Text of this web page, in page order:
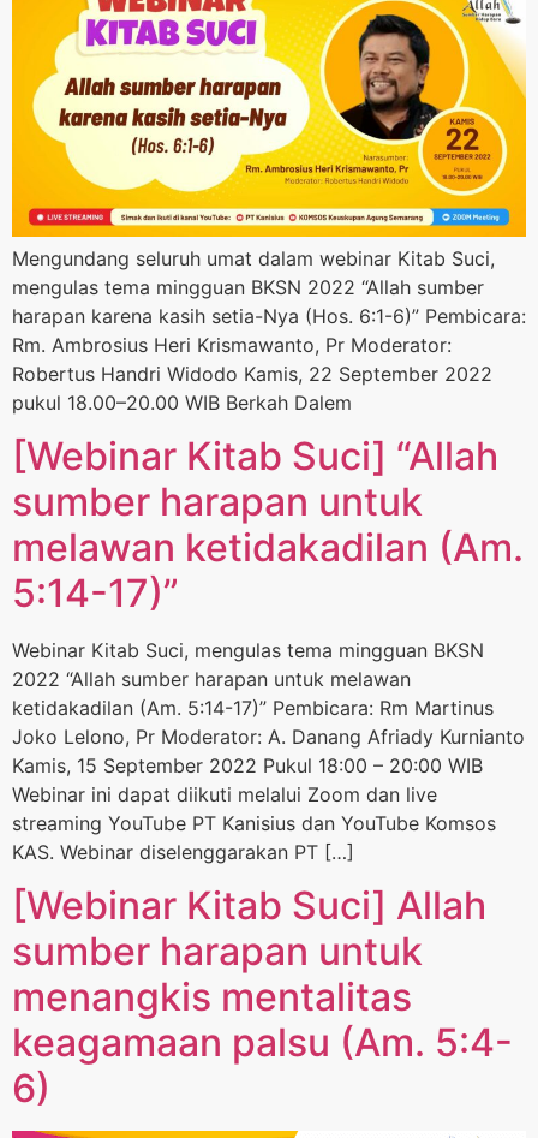
Mengundang seluruh umat dalam webinar Kitab Suci,
mengulas tema mingguan BKSN 2022 “Allah sumber
harapan karena kasih setia-Nya (Hos. 6:1-6)” Pembicara:
Rm. Ambrosius Heri Krismawanto, Pr Moderator:
Robertus Handri Widodo Kamis, 22 September 2022
pukul 18.00–20.00 WIB Berkah Dalem
[Webinar Kitab Suci] “Allah
sumber harapan untuk
melawan ketidakadilan (Am.
5:14-17)”
Webinar Kitab Suci, mengulas tema mingguan BKSN
2022 “Allah sumber harapan untuk melawan
ketidakadilan (Am. 5:14-17)” Pembicara: Rm Martinus
Joko Lelono, Pr Moderator: A. Danang Afriady Kurnianto
Kamis, 15 September 2022 Pukul 18:00 – 20:00 WIB
Webinar ini dapat diikuti melalui Zoom dan live
streaming YouTube PT Kanisius dan YouTube Komsos
KAS. Webinar diselenggarakan PT […]
[Webinar Kitab Suci] Allah
sumber harapan untuk
menangkis mentalitas
keagamaan palsu (Am. 5:4-
6)